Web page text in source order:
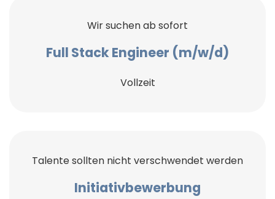
Wir suchen ab sofort
Full Stack Engineer (m/w/d)
Vollzeit
Talente sollten nicht verschwendet werden
Initiativbewerbung